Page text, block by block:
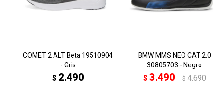
COMET 2 ALT Beta 19510904
- Gris
$ 2.490
BMW MMS NEO CAT 2.0
30805703 - Negro
$3.490 $4.690